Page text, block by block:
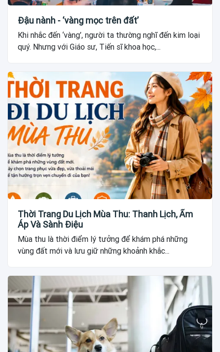
Đậu nành - ‘vàng mọc trên đất’
Khi nhắc đến ‘vàng’, người ta thường nghĩ đến kim loại
quý. Nhưng với Giáo sư, Tiến sĩ khoa học,...
Thời Trang Du Lịch Mùa Thu: Thanh Lịch, Ấm
Áp Và Sành Điệu
Mùa thu là thời điểm lý tưởng để khám phá những
vùng đất mới và lưu giữ những khoảnh khắc...